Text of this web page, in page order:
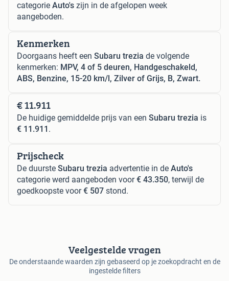
categorie Auto's zijn in de afgelopen week
aangeboden.
Kenmerken
Doorgaans heeft een Subaru trezia de volgende
kenmerken: MPV, 4 of 5 deuren, Handgeschakeld,
ABS, Benzine, 15-20 km/l, Zilver of Grijs, B, Zwart.
€ 11.911
De huidige gemiddelde prijs van een Subaru trezia is
€ 11.911 .
Prijscheck
De duurste Subaru trezia advertentie in de Auto's
categorie werd aangeboden voor€ 43.350, terwijl de
goedkoopste voor€ 507 stond.
Veelgestelde vragen
De onderstaande waarden zijn gebaseerd op je zoekopdracht en de
ingestelde filters